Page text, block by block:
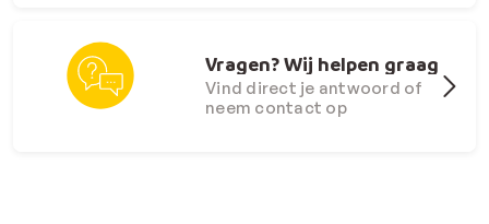
Vragen? Wij helpen graag
Vind direct je antwoord of
neem contact op